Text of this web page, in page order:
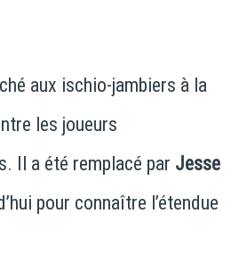
aux ischio-jambiers à la
les joueurs
Il a été remplacé par Jesse
pour connaître l’étendue